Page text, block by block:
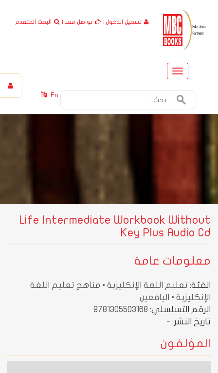
| البحث المتقدم | تواصل معنا تسجيل الدخول
Toggle
navigation
En
Life Intermediate Workbook Without
Key Plus Audio Cd
معلومات عامة
الفئة: تعليم اللغة الإنكليزية • مناهج تعليم اللغة
الإنكليزية • اليافعين
الرقم التسلسلي: 9781305503168
تاريخ النشر: -
المؤلفون